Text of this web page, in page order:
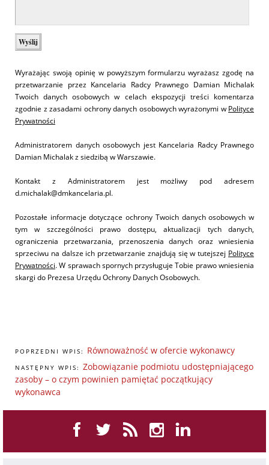
Wyrażając swoją opinię w powyższym formularzu wyrażasz zgodę na
przetwarzanie przez Kancelaria Radcy Prawnego Damian Michalak
Twoich danych osobowych w celach ekspozycji treści komentarza
zgodnie z zasadami ochrony danych osobowych wyrażonymi w Polityce
Prywatności
Administratorem danych osobowych jest Kancelaria Radcy Prawnego
Damian Michalak z siedzibą w Warszawie.
Kontakt z Administratorem jest możliwy pod adresem
d.michalak@dmkancelaria.pl.
Pozostałe informacje dotyczące ochrony Twoich danych osobowych w
tym w szczególności prawo dostępu, aktualizacji tych danych,
ograniczenia przetwarzania, przenoszenia danych oraz wniesienia
sprzeciwu na dalsze ich przetwarzanie znajdują się w tutejszej Polityce
Prywatności. W sprawach spornych przysługuje Tobie prawo wniesienia
skargi do Prezesa Urzędu Ochrony Danych Osobowych.
POPRZEDNI WPIS: Równoważność w ofercie wykonawcy
NASTĘPNY WPIS: Zobowiązanie podmiotu udostępniającego
zasoby – o czym powinien pamiętać początkujący
wykonawca